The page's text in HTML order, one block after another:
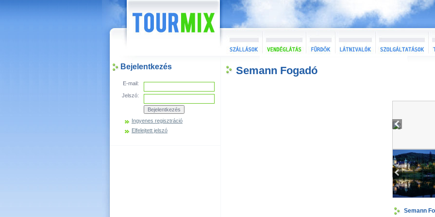
Bejelentkezés
E-mail:
Jelszó:
Ingyenes regisztráció
Elfelejtett jelszó
Semann Fogadó
Semann